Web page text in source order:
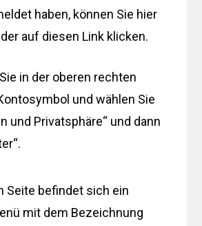
haben, können Sie hier
auf diesen Link klicken.
in der oberen rechten
und wählen Sie
und Privatsphäre“ und dann
Seite befindet sich ein
mit dem Bezeichnung